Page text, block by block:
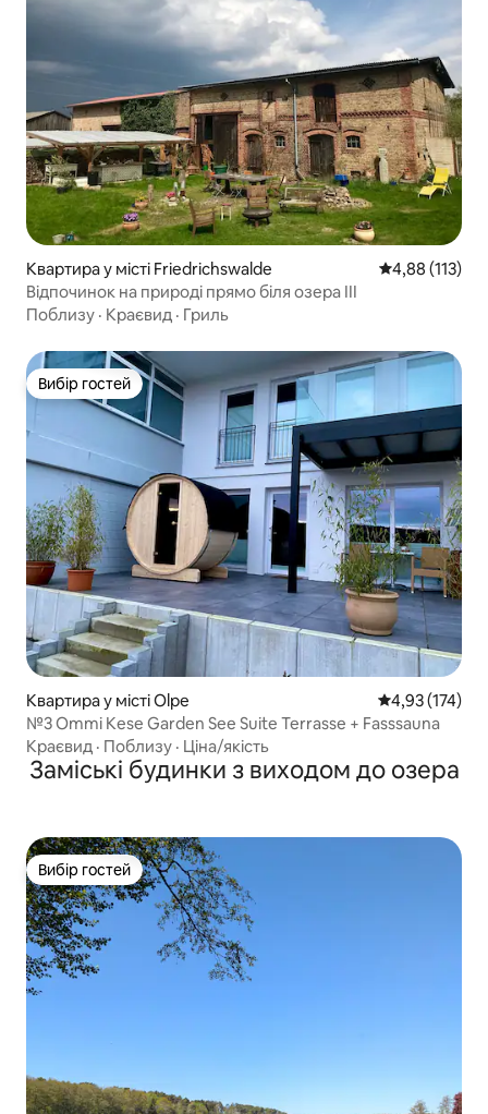
Квартира у місті Friedrichswalde Середня
4,88 (113)
Відпочинок на природі прямо біля озера III
Поблизу · Краєвид · Гриль
Вибір гостей
Вибір гостей
Квартира у місті Olpe Середня
4,93 (174)
№3 Ommi Kese Garden See Suite Terrasse + Fasssauna
Краєвид · Поблизу · Ціна/якість
Заміські будинки з виходом до озера
Вибір гостей
Вибір гостей